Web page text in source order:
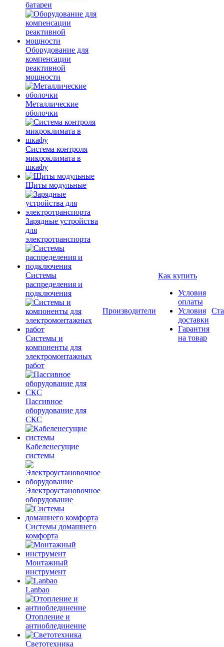
батареи
Оборудование для
компенсации
реактивной
мощности
Металлические
оболочки
Система контроля
микроклимата в
шкафу
Щиты модульные
Зарядные устройства
для
электротранспорта
Системы
распределения и
подключения
Системы и
компоненты для
электромонтажных
работ
Пассивное
оборудование для
СКС
Кабеленесущие
системы
Электроустановочное
оборудование
Системы домашнего
комфорта
Монтажный
инструмент
Lanbao
Отопление и
антиоблединение
Светотехника
Производители
Как купить
Условия
оплаты
Условия
доставки
Гарантия
на товар